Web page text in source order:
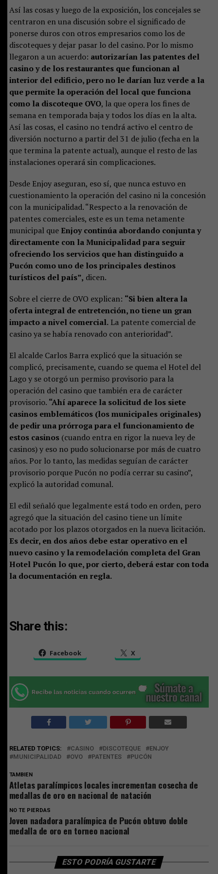
Así las cosas y luego de la exposición, los concejales se
centraron en una discusión sobre el significado de
ponerse duros con otros empresarios como los de
discoteques y dejar pasar lo del casino. Por lo mismo
llegaron a un acuerdo: autorizarían las patentes del
casino y de los restaurantes que funcionan al
interior del edificio, pero no le darían luz verde a la
que permite la operación del local que funciona
como la discoteque OVO, la que opera los fines de
semana en temporada baja y todos los días en la alta.
Así las cosas, el casino no tendrá activo el centro de
diversión nocturno a partir del 31 de julio (fecha en la
que termina la patente actual), aunque el resto de las
instalaciones operará sin complicaciones.
Desde Enjoy aseguran, eso sí, que nunca estuvo en
cuestionamiento la operación del casino ni la concesión
con la municipalidad. “Respecto a la renovación de
patentes comerciales, este es un tema netamente
municipal que Enjoy continúa abordando conjunta y
directamente con la Municipalidad para seguir
ofreciendo los servicios que han distinguido a
Pucón como uno de los principales destinos
turísticos del país”, dicen.
Sobre el cierre de OVO explican: “Si bien altera la
oferta integral de entretención, no tiene un gran
impacto a nivel comercial.La patente comercial de
casino ya se había renovado con anterioridad”.
El alcalde Carlos Barra explicó que la situación se
complicó, precisamente, cuando se quema el Hotel del
Lago y se otorgó un permiso provisorio para la
operación del casino que también era de carácter
provisorio. “Ahí aparece la solicitud de los siete
casinos emblemáticos (los municipales originales)
de pedir una prórroga para el funcionamiento de
estos casinos(cuando entra en rigor la nueva ley de
casinos) y eso no pudo solucionarse por más de cuatro
años. Por lo tanto, las medidas seguían de carácter
provisorio porque Pucón no podía cerrar su casino”,
explicó la autoridad comunal.
El edil señaló que legalmente está todo en orden, pero
agregó que la situación del casino tiene un límite
acotado por los plazos otorgados en la nueva licitación.
Es decir, en dos años debe estar operativo en el
nuevo casino y la remodelación completa del Gran
Hotel Pucón lo que, por cierto, deberá estar con toda
la documentación en regla.
Share this:
Facebook X
RELATED TOPICS: CASINO DISCOTEQUE
ENJOY
MUNICIPALIDAD
OVO PATENTES PUCÓN
TAMBIEN
Atletas paralímpicos locales incrementan cosecha de
medallas de oro en nacional de natación
NO TE PIERDAS
Joven nadadora paralímpica de Pucón obtuvo doble
medalla de oro en torneo nacional
ESTO PODRÍA GUSTARTE